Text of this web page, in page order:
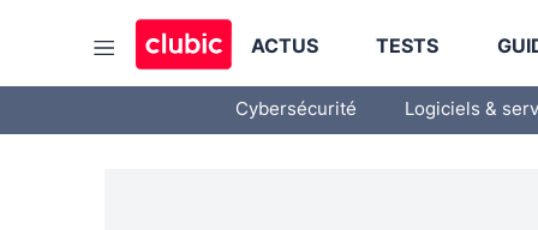
ACTUS TESTS
Cybersécurité Logiciels &